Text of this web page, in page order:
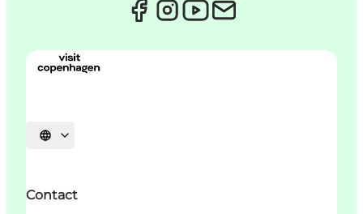
Choisissez la langue
Contact